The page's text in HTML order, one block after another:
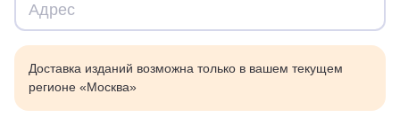
Доставка изданий возможна только в вашем текущем
регионе «Москва»